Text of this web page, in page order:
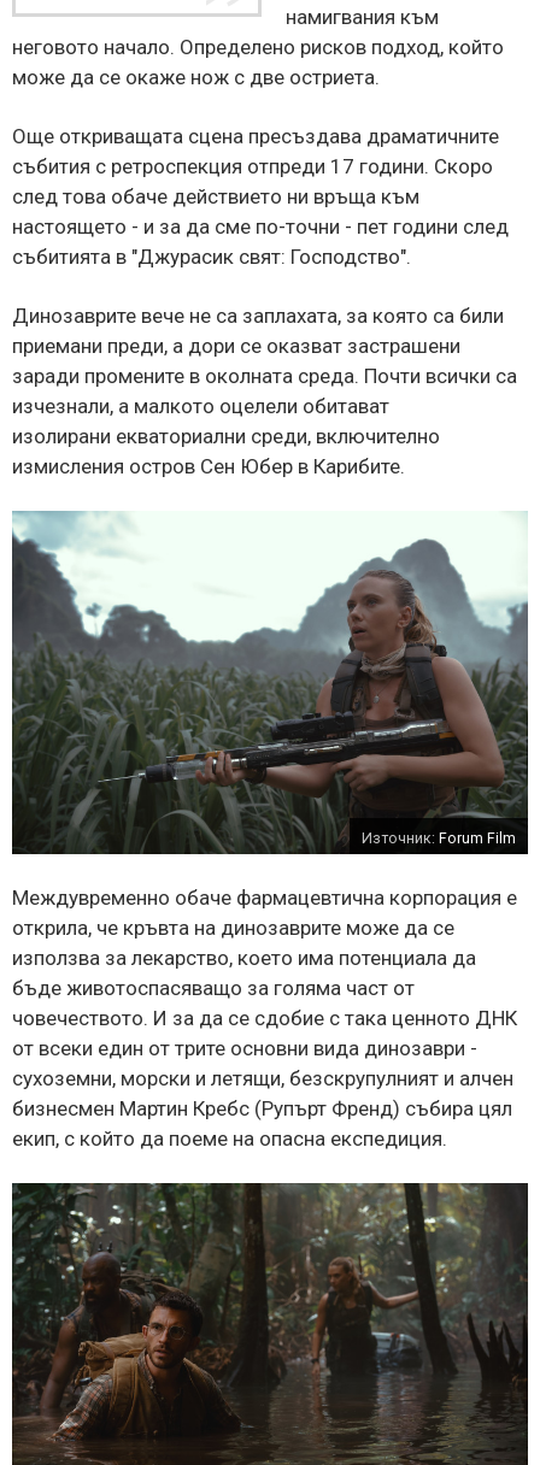
намигвания към
неговото начало. Определено рисков подход, който
може да се окаже нож с две остриета.
Още откриващата сцена пресъздава драматичните
събития с ретроспекция отпреди 17 години. Скоро
след това обаче действието ни връща към
настоящето - и за да сме по-точни - пет години след
събитията в "Джурасик свят: Господство".
Динозаврите вече не са заплахата, за която са били
приемани преди, а дори се оказват застрашени
заради промените в околната среда. Почти всички са
изчезнали, а малкото оцелели обитават
изолирани екваториални среди, включително
измисления остров Сен Юбер в Карибите.
Източник: Forum Film
Междувременно обаче фармацевтична корпорация е
открила, че кръвта на динозаврите може да се
използва за лекарство, което има потенциала да
бъде животоспасяващо за голяма част от
човечеството. И за да се сдобие с така ценното ДНК
от всеки един от трите основни вида динозаври -
сухоземни, морски и летящи, безскрупулният и алчен
бизнесмен Мартин Кребс (Рупърт Френд) събира цял
екип, с който да поеме на опасна експедиция.